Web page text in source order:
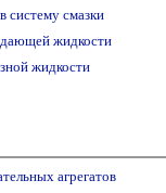
систему смазки
жидкости
жидкости
агрегатов